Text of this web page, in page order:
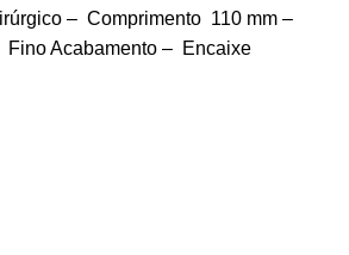
– Comprimento 110 mm –
Fino Acabamento – Encaixe